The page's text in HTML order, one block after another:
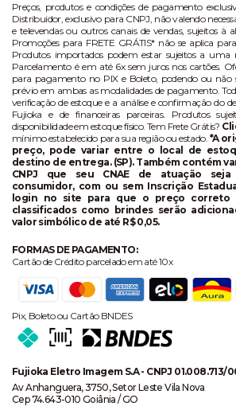
Preços, produtos e condições de pagamento
Distribuidor, exclusivo para CNPJ, não valendo
e televendas ou outros canais de vendas, sujeitos à
Promoções para FRETE GRÁTIS* não se aplica
Produtos importados podem estar sujeitos a uma
Parcelamento é em até 6x sem juros nos cartões.
para pagamento no PIX e Boleto, podendo ou não
prévio em ambas as modalidades de pagamento.
verificação de estoque e a análise e confirmação do
Fujioka e de financeiras parceiras. Produtos
disponibilidade em estoque físico. Tem Frete Grátis?
mínimo estabelecido para sua região ou estado. *A
preço, pode variar entre o local de
destino de entrega. (SP). Também contém
CNPJ que seu CNAE de atuação
consumidor, com ou sem Inscrição
login no site para que o preço correto
classificados como brindes serão
valor simbólico de até R$ 0,05.
FORMAS DE PAGAMENTO:
Cartão de Crédito parcelado em até 10x
Pix, Boleto ou Cartão BNDES
Fujioka Eletro Imagem S.A - CNPJ 01.008.713/
Av Anhanguera, 3750, Setor Leste Vila Nova
Cep 74.643-010 Goiânia / GO